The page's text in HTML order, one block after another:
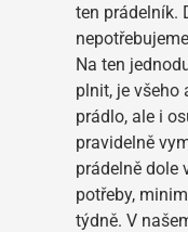
ten prádelník.
Na ten
plnit, je všeho
prádlo, ale i
pravidelně
prádelně dole
potřeby,
týdně. V